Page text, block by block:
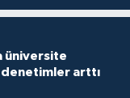
üniversite
arttı